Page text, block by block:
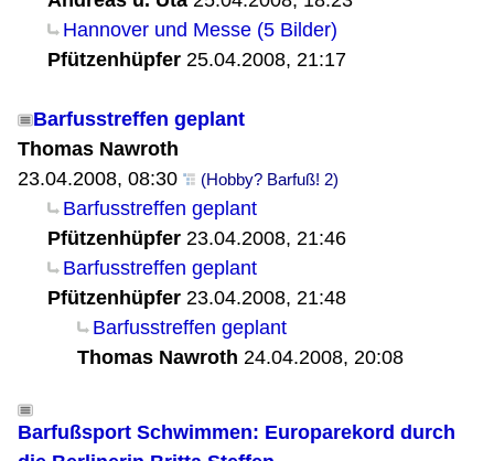
Hannover und Messe (5 Bilder)
Pfützenhüpfer 25.04.2008, 21:17
Barfusstreffen geplant
Thomas Nawroth
23.04.2008, 08:30
(Hobby? Barfuß! 2)
Barfusstreffen geplant
Pfützenhüpfer 23.04.2008, 21:46
Barfusstreffen geplant
Pfützenhüpfer 23.04.2008, 21:48
Barfusstreffen geplant
Thomas Nawroth 24.04.2008, 20:08
Barfußsport Schwimmen: Europarekord durch